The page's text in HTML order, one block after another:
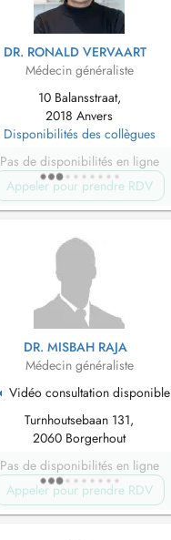
DR. RONALD VERVAART
Médecin généraliste
10 Balansstraat,
2018 Anvers
Disponibilités des collègues
Pas de disponibilités en ligne
Appeler pour prendre RDV
DR. MISBAH RAJA
Médecin généraliste
Vidéo consultation disponible
Turnhoutsebaan 131,
2060 Borgerhout
Pas de disponibilités en ligne
Appeler pour prendre RDV